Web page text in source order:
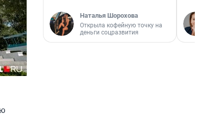
Наталья Шорохова
Открыла кофейную точку на
деньги соцразвития